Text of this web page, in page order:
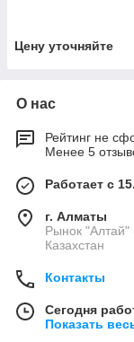
Цену уточняйте
О нас
Рейтинг не
Менее 5
Работает с
г. Алматы
Рынок "Алтай"
Казахстан
Контакты
Сегодня
Показать